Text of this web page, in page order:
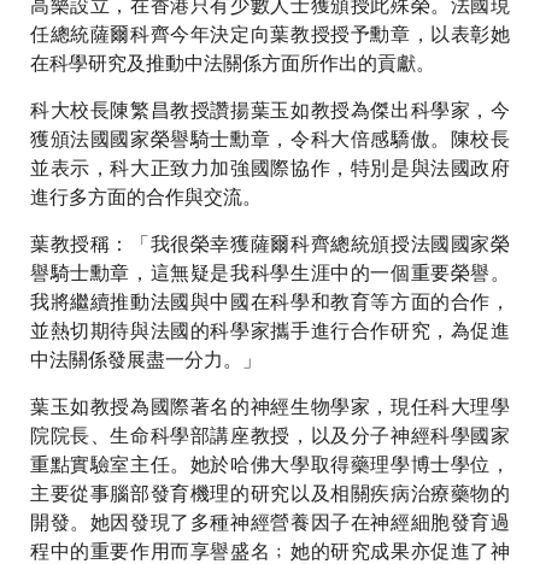
任總統薩爾科齊今年決定向葉教授授予勳章，以表彰她
在科學研究及推動中法關係方面所作出的貢獻。
科大校長陳繁昌教授讚揚葉玉如教授為傑出科學家，今
獲頒法國國家榮譽騎士勳章，令科大倍感驕傲。陳校長
並表示，科大正致力加強國際協作，特別是與法國政府
進行多方面的合作與交流。
葉教授稱：「我很榮幸獲薩爾科齊總統頒授法國國家榮
譽騎士勳章，這無疑是我科學生涯中的一個重要榮譽。
我將繼續推動法國與中國在科學和教育等方面的合作，
並熱切期待與法國的科學家攜手進行合作研究，為促進
中法關係發展盡一分力。」
葉玉如教授為國際著名的神經生物學家，現任科大理學
院院長、生命科學部講座教授，以及分子神經科學國家
重點實驗室主任。她於哈佛大學取得藥理學博士學位，
主要從事腦部發育機理的研究以及相關疾病治療藥物的
開發。她因發現了多種神經營養因子在神經細胞發育過
程中的重要作用而享譽盛名﹔她的研究成果亦促進了神